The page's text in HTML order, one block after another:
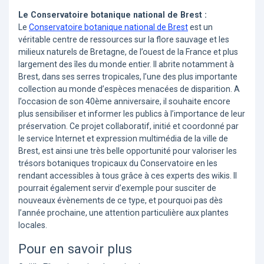
Le Conservatoire botanique national de Brest :
Le Conservatoire botanique national de Brestest un
véritable centre de ressources sur la flore sauvage et les
milieux naturels de Bretagne, de l’ouest de la France et plus
largement des îles du monde entier. Il abrite notamment à
Brest, dans ses serres tropicales, l’une des plus importante
collection au monde d’espèces menacées de disparition. A
l’occasion de son 40ème anniversaire, il souhaite encore
plus sensibiliser et informer les publics à l’importance de leur
préservation. Ce projet collaboratif, initié et coordonné par
le service Internet et expression multimédia de la ville de
Brest, est ainsi une très belle opportunité pour valoriser les
trésors botaniques tropicaux du Conservatoire en les
rendant accessibles à tous grâce à ces experts des wikis. Il
pourrait également servir d’exemple pour susciter de
nouveaux évènements de ce type, et pourquoi pas dès
l’année prochaine, une attention particulière aux plantes
locales.
Pour en savoir plus